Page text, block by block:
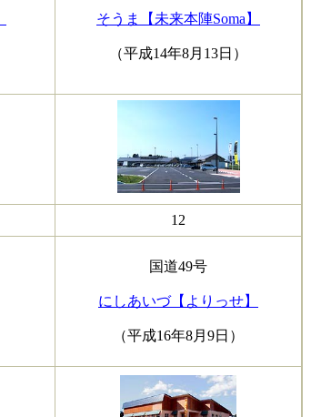
そうま【未来本陣Soma】
（平成14年8月13日）
12
国道49号
にしあいづ【よりっせ】
（平成16年8月9日）